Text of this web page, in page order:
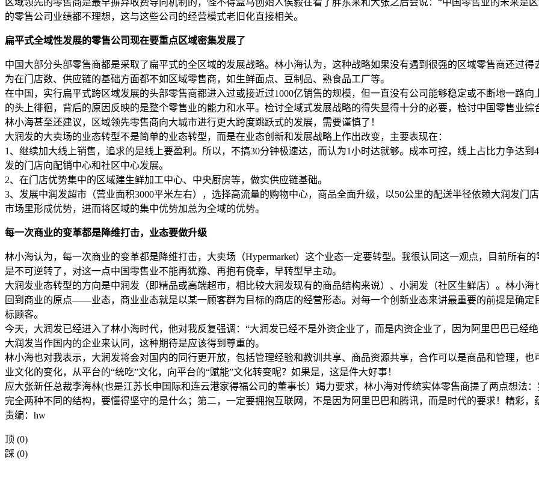
的零售公司业绩都不理想，这与这些公司的经营模式老旧化直接相关。
扁平式全域性发展的零售公司现在要重点区域密集发展了
中国大部分头部零售商都是采取了扁平式的全区域的发展战略。林小海认为，这种战略如果没有遇到很强的区域零售商还过
为在门店数、供应链的基础方面都不如区域零售商，如生鲜面点、豆制品、熟食品工厂等。
在中国，实行扁平式跨区域发展的头部零售商都进入过或接近过1000亿销售的规模，但一直没有公司能够稳定或不断地一路
的头上徘徊，背后的原因反映的是整个零售业的能力和水平。检讨全域式发展战略的得失显得十分的必要，检讨中国零售业综
林小海甚至还建议，区域领先零售商向大城市进行更大跨度跳跃式的发展，需要谨慎了！
大润发的大卖场的业态转型不是简单的业态转型，而是在业态创新和发展战略上作出改变，主要表现在：
1、继续加大线上销售，追求的是线上要盈利。所以，不搞30分钟极速达，而认为1小时达就够。成本可控，线上占比力争达
发的门店向配销中心和社区中心发展。
2、在门店优势集中的区域建生鲜加工中心、中央厨房等，做实供应链基础。
3、发展中润发超市（营业面积3000平米左右），选择高流量的购物中心，商品全面升级，以50公里的配送半径依赖大润发门
市场里形成优势，进而将区域的集中优势加总为全域的优势。
每一次商业的变革都是降维打击，业态要做升级
林小海认为，每一次商业的变革都是降维打击，大卖场（Hypermarket）这个业态一定要转型。我很认同这一观点，目前所有
是不可逆转了，对这一点中国零售业不能再犹豫、再抱有侥幸，早转型早主动。
大润发业态转型的方向是中润发（即精品或高端超市，相比较大润发现有的商品结构来说）、小润发（社区生鲜店）。林小海
回到商业的原点——业态，商业业态就是以某一顾客群为目标的商店的经营形态。对每一个创新业态来讲最重要的前提是确定
标顾客。
今天，大润发已经进入了林小海时代，他对我反复强调：“大润发已经不是外资企业了，而是内资企业了，因为阿里巴巴已经
大润发当作国内的企业来认同，这种期待是应该得到尊重的。
林小海也对我表示，大润发将会对国内的同行更开放，包括管理经验和教训共享、商品资源共享，合作可以是商品和管理，
业文化的变化，从平台的“统吃”文化，向平台的“赋能”文化转变呢？如果是，这是件大好事！
应大张新任总裁李海林(也是江苏长申国际和连云港家得福公司的董事长）竭力要求，林小海对传统实体零售商提了两点想法
完全两种不同的结构，要懂得坚守的是什么；第二，一定要拥抱互联网，不是因为阿里巴巴和腾讯，而是时代的要求！精彩，
责编：hw
顶 (0)
踩 (0)